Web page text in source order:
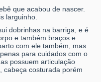
que acabou de nascer.
larguinho.
dobrinhas na barriga, e é
e também braços e
com ele também, mas
para cuidados com o
possuem articulação
cabeça costurada porém